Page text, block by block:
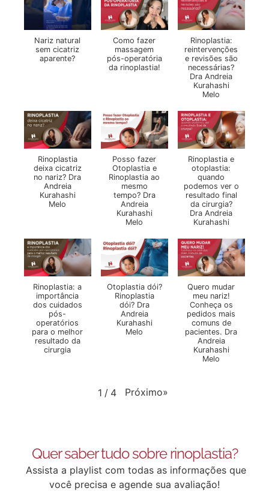
Nariz natural
sem cicatriz
aparente?
Como fazer
massagem
pós-operatória
da rinoplastia!
Rinoplastia:
reintervenções
e revisões são
necessárias?
Dra Andreia
Kurahashi
Melo
Rinoplastia
deixa cicatriz
no nariz? Dra
Andreia
Kurahashi
Melo
Posso fazer
Otoplastia e
Rinoplastia ao
mesmo
tempo? Dra
Andreia
Kurahashi
Melo
Rinoplastia e
otoplastia:
quando
podemos ver o
resultado final
da cirurgia?
Dra Andreia
Kurahashi
Rinoplastia: a
importância
dos cuidados
pós-
operatórios
para o melhor
resultado da
cirurgia
Otoplastia dói?
Rinoplastia
dói? Dra
Andreia
Kurahashi
Melo
Quero mudar
meu nariz!
Conheça os
pedidos mais
comuns de
pacientes. Dra
Andreia
Kurahashi
Melo
1 / 4 Próximo»
Quer saber tudo sobre rinoplastia?
Assista a playlist com todas as informações que
você precisa e agende sua avaliação!